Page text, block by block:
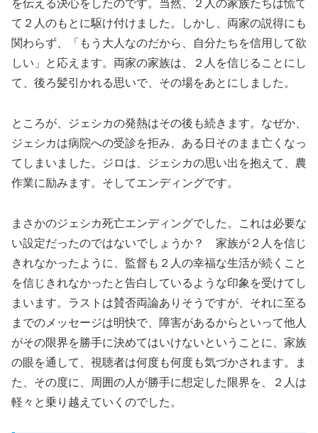
を伝える決心をしたのです。当然、２人の家族たちは慌て
て２人のもとに駆け付けました。しかし、両家の説得にも
関わらず、「もう大人なのだから、自分たちを信用して欲
しい」と応えます。両家の家族は、２人を信じることにし
て、後ろ髪引かれる思いで、その場をあとにしました。
ところが、ジェシカの発熱はその後も続きます。なぜか、
ジェシカは病院への受診を拒み、ある日そのまま亡くなっ
てしまいました。ジロは、ジェシカの思い出を抱えて、農
作業に励みます。そしてエンディングです。
まさかのジェシカ死亡エンディングでした。これは必要な
い設定だったのではないでしょうか？ 家族が２人を信じ
きれなかったように、監督も２人の幸福な生活が続くこと
を信じきれなかったと告白しているような印象を受けてし
まいます。ラストは賛否両論ありそうですが、それに至る
までのメッセージは明快で、障害があるからといって他人
がその限界を勝手に決めてはいけないということに、家族
の眼を通して、視聴者は何度も何度も気づかされます。ま
た、その度に、周囲の人が勝手に想定した限界を、２人は
軽々と乗り越えていくのでした。